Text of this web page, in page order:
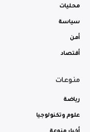
محليات
سياسة
أمن
أقتصاد
منوعات
رياضة
علوم وتكنولوجيا